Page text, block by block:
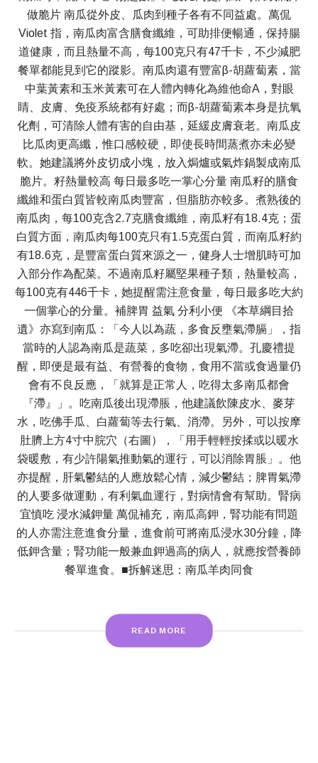
做脆片 南瓜從外皮、瓜肉到種子各有不同益處。萬侃
Violet 指，南瓜肉富含膳食纖維，可助排便暢通，保持腸
道健康，而且熱量不高，每100克只有47千卡，不少減肥
餐單都能見到它的蹤影。南瓜肉還有豐富β-胡蘿蔔素，當
中葉黃素和玉米黃素可在人體內轉化為維他命A，對眼
睛、皮膚、免疫系統都有好處；而β-胡蘿蔔素本身是抗氧
化劑，可清除人體有害的自由基，延緩皮膚衰老。南瓜皮
比瓜肉更高纖，惟口感較硬，即使長時間蒸煮亦未必變
軟。她建議將外皮切成小塊，放入焗爐或氣炸鍋製成南瓜
脆片。籽熱量較高 每日最多吃一掌心分量 南瓜籽的膳食
纖維和蛋白質皆較南瓜肉豐富，但脂肪亦較多。煮熟後的
南瓜肉，每100克含2.7克膳食纖維，南瓜籽有18.4克；蛋
白質方面，南瓜肉每100克只有1.5克蛋白質，而南瓜籽約
有18.6克，是豐富蛋白質來源之一，健身人士增肌時可加
入部分作為配菜。不過南瓜籽屬堅果種子類，熱量較高，
每100克有446千卡，她提醒需注意食量，每日最多吃大約
一個掌心的分量。補脾胃 益氣 分利小便 《本草綱目拾
遺》亦寫到南瓜：「今人以為蔬，多食反壅氣滯膈」，指
當時的人認為南瓜是蔬菜，多吃卻出現氣滯。孔慶禮提
醒，即便是最有益、有營養的食物，食用不當或食過量仍
會有不良反應，「就算是正常人，吃得太多南瓜都會
『滯』」。吃南瓜後出現滯脹，他建議飲陳皮水、麥芽
水，吃佛手瓜、白蘿蔔等去行氣、消滯。另外，可以按摩
肚臍上方4寸中脘穴（右圖），「用手輕輕按揉或以暖水
袋暖敷，有少許陽氣推動氣的運行，可以消除胃脹」。他
亦提醒，肝氣鬱結的人應放鬆心情，減少鬱結；脾胃氣滯
的人要多做運動，有利氣血運行，對病情會有幫助。腎病
宜慎吃 浸水減鉀量 萬侃補充，南瓜高鉀，腎功能有問題
的人亦需注意進食分量，進食前可將南瓜浸水30分鐘，降
低鉀含量；腎功能一般兼血鉀過高的病人，就應按營養師
餐單進食。■拆解迷思：南瓜羊肉同食
READ MORE